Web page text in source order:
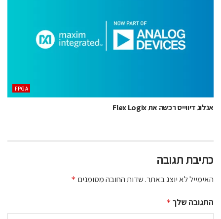
‫‪FPGA‬‬
אנלוג דיווייס רכשה את Flex Logix
כתיבת תגובה
האימייל לא יוצג באתר.שדות החובה מסומנים *
התגובה שלך *